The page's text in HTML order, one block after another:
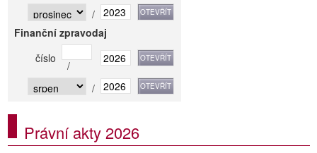
/
Finanční zpravodaj
číslo
/
/
Právní akty 2026